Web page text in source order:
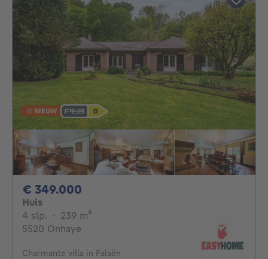
NIEUW
€ 349.000
Huis
4 slp. 4 slaapkamers
· 239 m²
5520 Onhaye
Charmante villa in Falaën